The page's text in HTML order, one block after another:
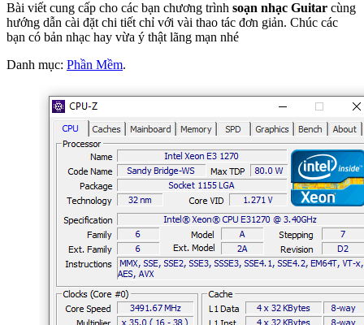
Bài viết cung cấp cho các bạn chương trình soạn nhạc Guitar cùng
hướng dẫn cài đặt chi tiết chỉ với vài thao tác đơn giản. Chúc các
bạn có bản nhạc hay vừa ý thật lãng mạn nhé
Danh mục: Phần Mềm.